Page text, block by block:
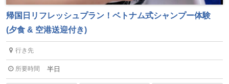
帰国日リフレッシュプラン！ベトナム式シャンプー体験
(夕食 & 空港送迎付き)
行き先
所要時間 半日